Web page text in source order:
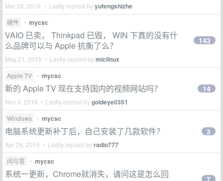
Mar 28, 2016 • Lastly replied byyufengshizhe
硬件 • mycsc
VAIO 已卖， Thinkpad 已毁， WIN 下真的没有什
么品牌可以与 Apple 抗衡了么？
May 21, 2016 • Lastly replied bymiclinux
143
Apple TV • mycsc
新的 Apple TV 现在支持国内的视频网站吗？
Nov 3, 2016 • Lastly replied bygoldeye0351
14
Windows • mycsc
电脑系统更新补丁后，自己安装了几款软件？
Apr 26, 2015 • Lastly replied byradio777
3
问与答 • mycsc
系统一更新，Chrome就消失，请问这是怎么回
7